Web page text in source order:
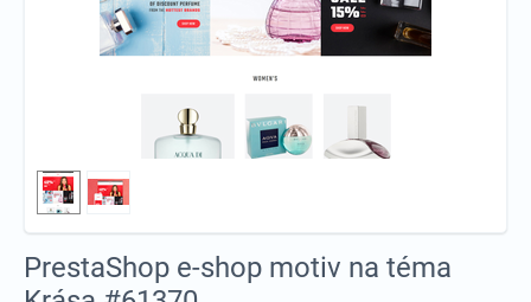
PrestaShop e-shop motiv na téma